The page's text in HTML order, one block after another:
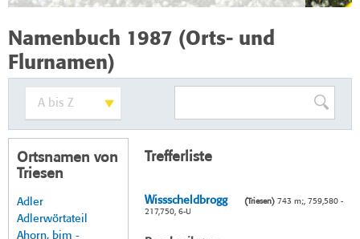
Namenbuch 1987 (Orts- und
Flurnamen)
Ortsnamen von
Triesen
Adler
Adlerwörtateil
Ahorn, bim -
Trefferliste
Wissscheldbrogg (Triesen)743 m;, 759,580 -
217,750, 6-U